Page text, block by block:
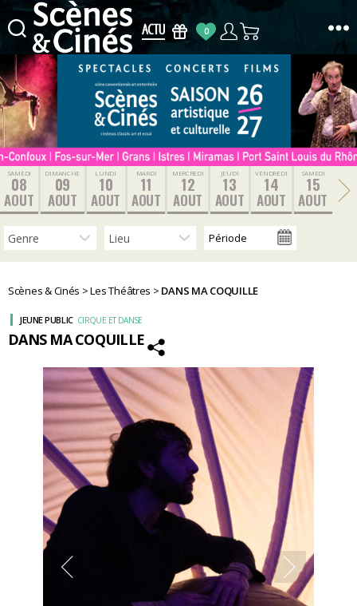
Scènes
Cinés
0
SAMEDI
08
AOUT
DIMANCHE
09
AOUT
LUNDI
10
AOUT
MARDI
11
AOUT
MERCREDI
12
AOUT
JEUDI
13
AOUT
VENDREDI
14
AOUT
SAMEDI
15
AOUT
Scènes & Cinés >Les Théâtres > DANS MA COQUILLE
DANS MA COQUILLE
JEUNE PUBLIC CIRQUE ET DANSE